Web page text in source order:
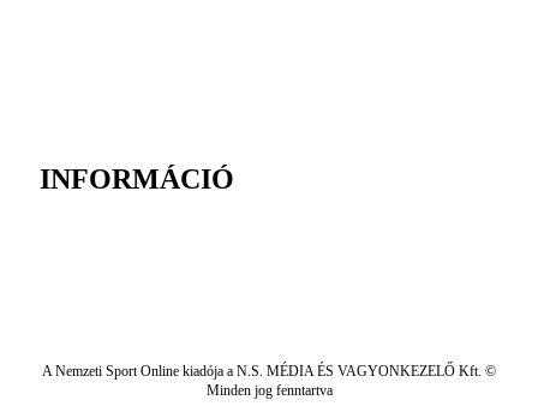
INFORMÁCIÓ
A Nemzeti Sport Online kiadója a N.S. MÉDIA ÉS VAGYONKEZELŐ Kft. ©
Minden jog fenntartva